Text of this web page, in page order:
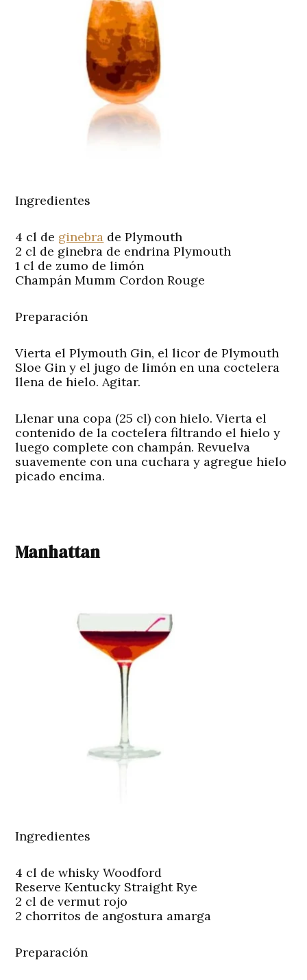
Ingredientes
4 cl de ginebra de Plymouth
2 cl de ginebra de endrina Plymouth
1 cl de zumo de limón
Champán Mumm Cordon Rouge
Preparación
Vierta el Plymouth Gin, el licor de Plymouth
Sloe Gin y el jugo de limón en una coctelera
llena de hielo. Agitar.
Llenar una copa (25 cl) con hielo. Vierta el
contenido de la coctelera filtrando el hielo y
luego complete con champán. Revuelva
suavemente con una cuchara y agregue hielo
picado encima.
Manhattan
Ingredientes
4 cl de whisky Woodford
Reserve Kentucky Straight Rye
2 cl de vermut rojo
2 chorritos de angostura amarga
Preparación